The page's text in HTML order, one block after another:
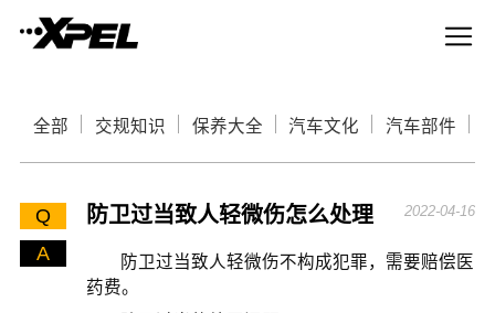
全部 交规知识 保养大全 汽车文化 汽车部件
Q 防卫过当致人轻微伤怎么处理 2022-04-16
A
防卫过当致人轻微伤不构成犯罪，需要赔偿医
药费。